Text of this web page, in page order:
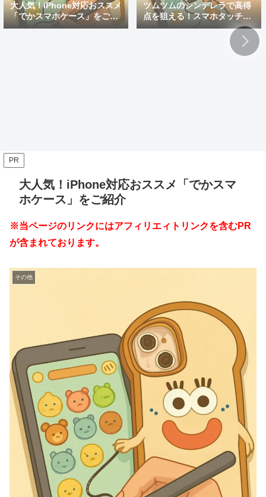
大人気！iPhone対応おススメ
「でかスマホケース」をご紹
介
ツムツムのシンデレラで高得
点を狙える！スマホタッチペ
ン
PR
大人気！iPhone対応おススメ「でかスマ
ホケース」をご紹介
※当ページのリンクにはアフィリエィトリンクを含むPR
が含まれております。
その他